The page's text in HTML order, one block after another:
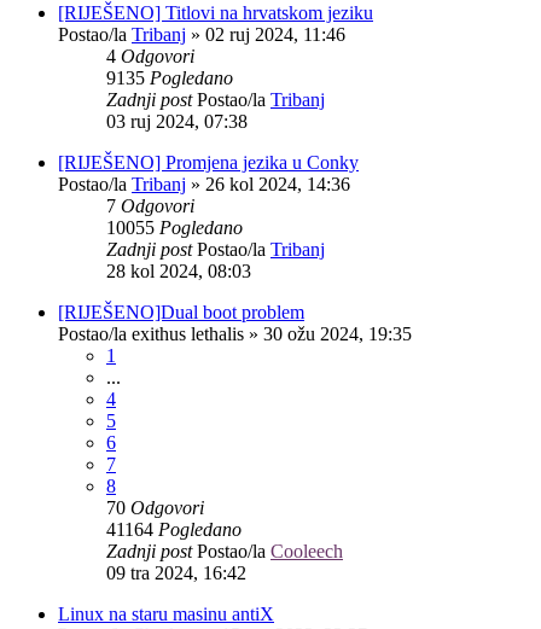
[RIJEŠENO] Titlovi na hrvatskom jeziku
Postao/la Tribanj » 02 ruj 2024, 11:46
4 Odgovori
9135 Pogledano
Zadnji postPostao/la Tribanj
03 ruj 2024, 07:38
[RIJEŠENO] Promjena jezika u Conky
Postao/la Tribanj » 26 kol 2024, 14:36
7 Odgovori
10055 Pogledano
Zadnji postPostao/la Tribanj
28 kol 2024, 08:03
[RIJEŠENO]Dual boot problem
Postao/la exithus lethalis » 30 ožu 2024, 19:35
1
...
4
5
6
7
8
70 Odgovori
41164 Pogledano
Zadnji postPostao/la Cooleech
09 tra 2024, 16:42
Linux na staru masinu antiX